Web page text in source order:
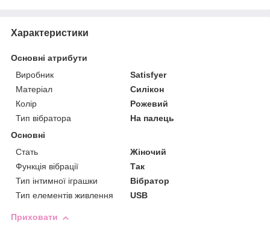
Характеристики
Основні атрибути
Виробник
Satisfyer
Матеріал
Силікон
Колір
Рожевий
Тип вібратора
На палець
Основні
Стать
Жіночий
Функція вібрації
Так
Тип інтимної іграшки
Вібратор
Тип елементів живлення
USB
Приховати